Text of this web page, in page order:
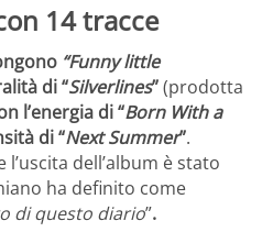
14 tracce
“Funny little
di “Silverlines”(prodotta
l’energia di“Born With a
di “Next Summer”.
dell’album è stato
ha definito come
di questo diario”.